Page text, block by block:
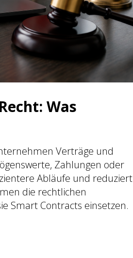
Was
Verträge und
Zahlungen oder
Abläufe und reduziert
die rechtlichen
Smart Contracts einsetzen.